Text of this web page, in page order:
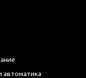
автоматика